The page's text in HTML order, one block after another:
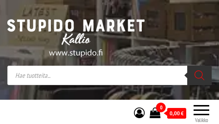
Stupido Market – verkossa ja kivijalassa
Stupido Market on vaihtoehtomusaan
erikoistunut verkko- sekä
kivijalkakauppa Helsingissä Kallion
sydämessä.
Valikko
0
0,00€